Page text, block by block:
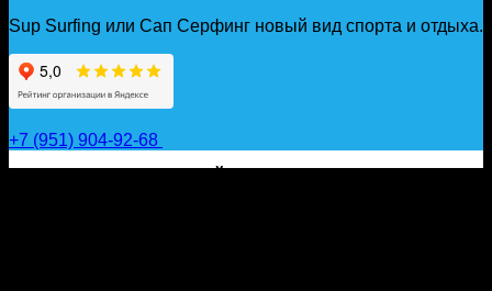
Sup Surfing или Сап Серфинг новый вид спорта и отдыха.
+7 (951) 904-92-68